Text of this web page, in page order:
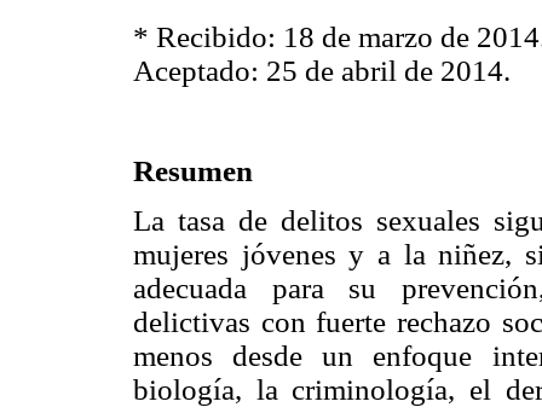
* Recibido: 18 de marzo de
Aceptado: 25 de abril de 2014.
Resumen
La tasa de delitos sexuales
mujeres jóvenes y a la niñez,
adecuada para su
delictivas con fuerte rechazo
menos desde un enfoque
biología, la criminología, el